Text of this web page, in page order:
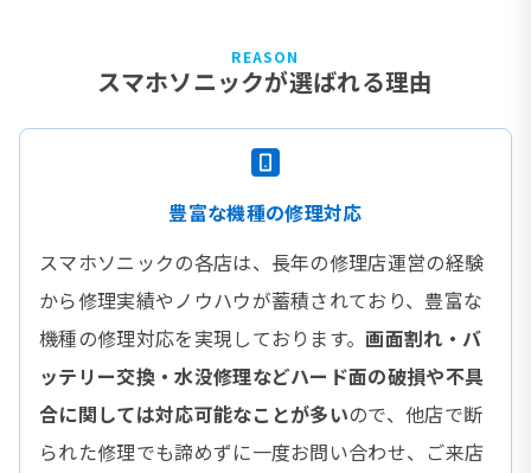
REASON
スマホソニックが選ばれる理由
豊富な機種の修理対応
スマホソニックの各店は、長年の修理店運営の経験
から修理実績やノウハウが蓄積されており、豊富な
機種の修理対応を実現しております。画面割れ・バ
ッテリー交換・水没修理などハード面の破損や不具
合に関しては対応可能なことが多いので、他店で断
られた修理でも諦めずに一度お問い合わせ、ご来店